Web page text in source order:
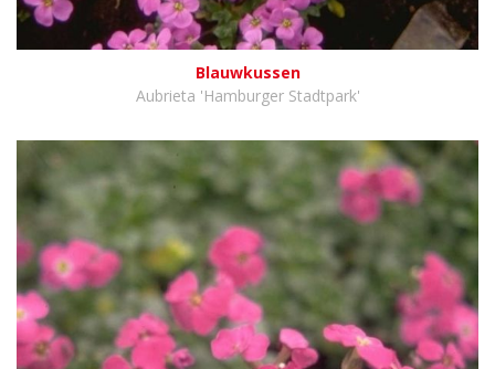
Blauwkussen
Aubrieta 'Hamburger Stadtpark'